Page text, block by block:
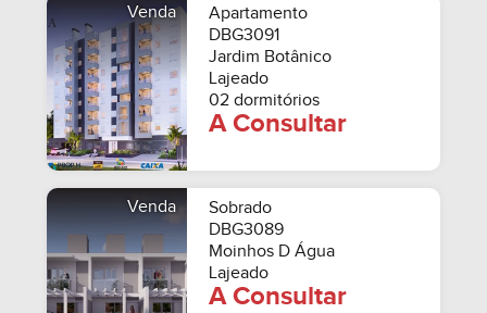
Venda
Apartamento
DBG3091
Jardim Botânico
Lajeado
02 dormitórios
A Consultar
Venda
Sobrado
DBG3089
Moinhos D Água
Lajeado
A Consultar